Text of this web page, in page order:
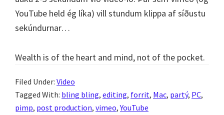
YouTube held ég líka) vill stundum klippa af síðustu
sekúndurnar…
Wealth is of the heart and mind, not of the pocket.
Filed Under: Video
Tagged With: bling bling, editing, forrit, Mac, partý, PC,
pimp, post production, vimeo,YouTube